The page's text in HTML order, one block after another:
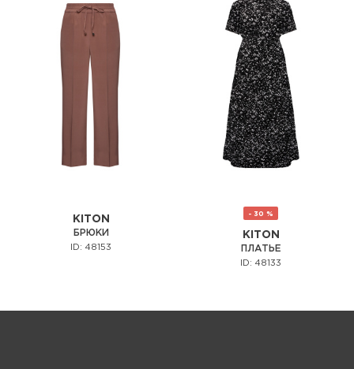
KITON
БРЮКИ
ID: 48153
- 30 %
KITON
ПЛАТЬЕ
ID: 48133